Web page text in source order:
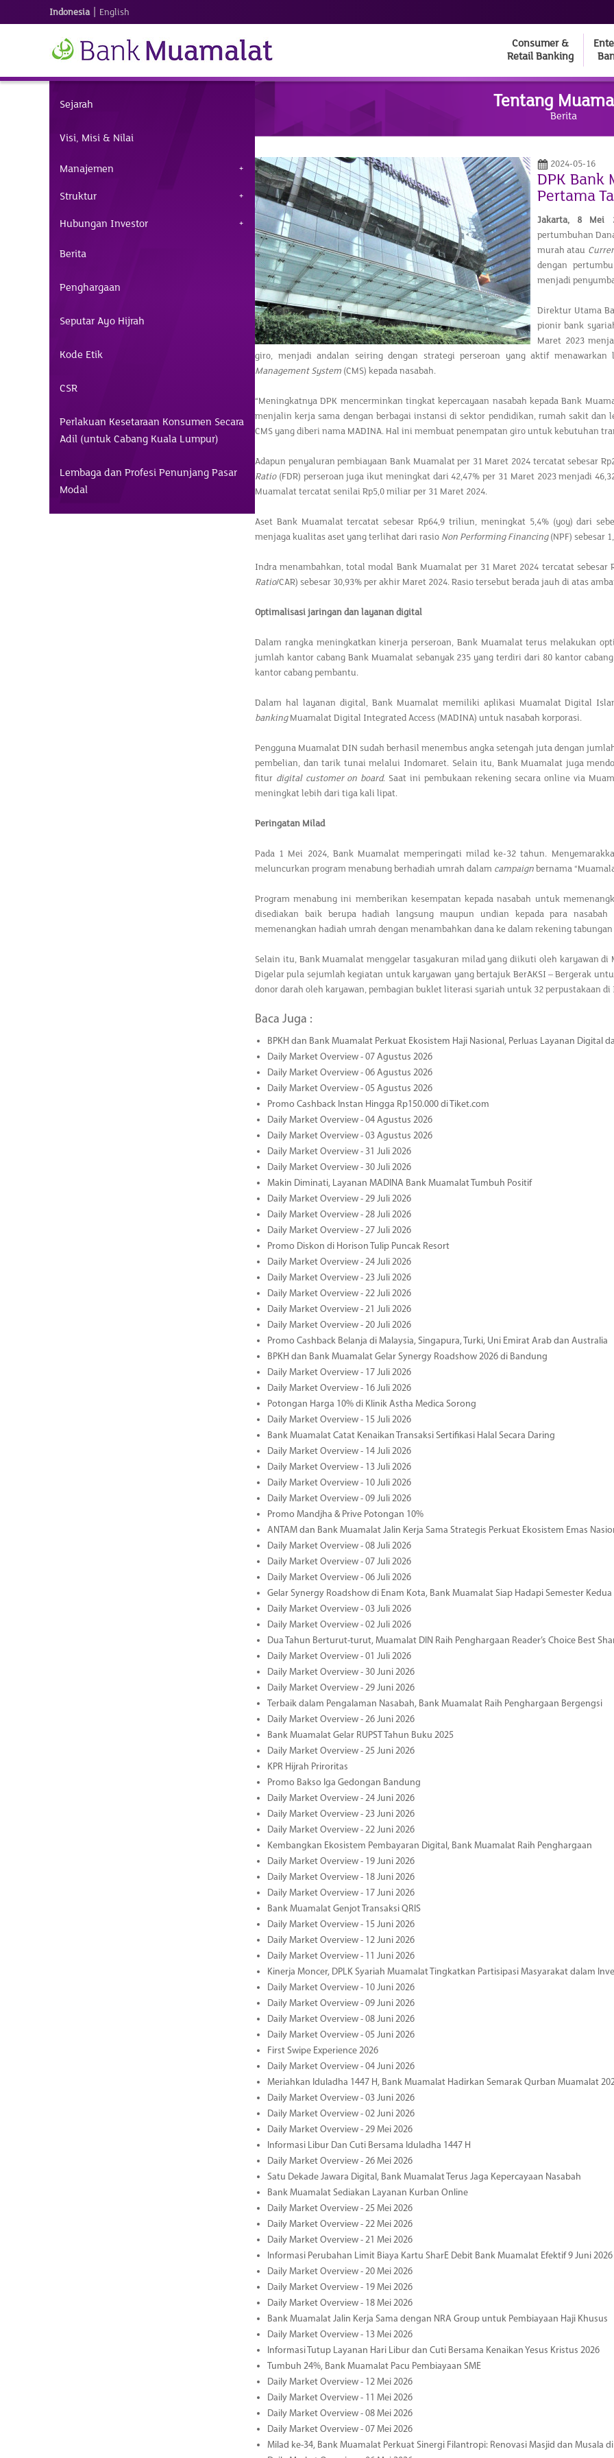
Indonesia | English
Consumer &
Retail Banking
Sejarah
Visi, Misi & Nilai
Manajemen
Struktur
Hubungan Investor
Berita
Penghargaan
Seputar Ayo Hijrah
Kode Etik
CSR
Perlakuan Kesetaraan Konsumen Secara
Adil (untuk Cabang Kuala Lumpur)
Lembaga dan Profesi Penunjang Pasar
Modal
Tentang
Berita
2024-05-16
DPK Bank
Pertama
Jakarta, 8 Mei
pertumbuhan
murah atau
dengan
menjadi
Direktur Utama
pionir bank
Maret 2023
giro, menjadi andalan seiring dengan strategi perseroan yang aktif
Management System (CMS) kepada nasabah.
“Meningkatnya DPK mencerminkan tingkat kepercayaan nasabah kepada Bank
menjalin kerja sama dengan berbagai instansi di sektor pendidikan, rumah sakit dan
CMS yang diberi nama MADINA. Hal ini membuat penempatan giro untuk kebutuhan
Adapun penyaluran pembiayaan Bank Muamalat per 31 Maret 2024 tercatat sebesar
Ratio(FDR) perseroan juga ikut meningkat dari 42,47% per 31 Maret 2023 menjadi
Muamalat tercatat senilai Rp5,0 miliar per 31 Maret 2024.
Aset Bank Muamalat tercatat sebesar Rp64,9 triliun, meningkat 5,4% (yoy) dari
menjaga kualitas aset yang terlihat dari rasio Non Performing Financing(NPF) sebesar
Indra menambahkan, total modal Bank Muamalat per 31 Maret 2024 tercatat sebesar
Ratio/CAR) sebesar 30,93% per akhir Maret 2024. Rasio tersebut berada jauh di atas
Optimalisasi jaringan dan layanan digital
Dalam rangka meningkatkan kinerja perseroan, Bank Muamalat terus melakukan
jumlah kantor cabang Bank Muamalat sebanyak 235 yang terdiri dari 80 kantor
kantor cabang pembantu.
Dalam hal layanan digital, Bank Muamalat memiliki aplikasi Muamalat Digital
bankingMuamalat Digital Integrated Access (MADINA) untuk nasabah korporasi.
Pengguna Muamalat DIN sudah berhasil menembus angka setengah juta dengan
pembelian, dan tarik tunai melalui Indomaret. Selain itu, Bank Muamalat juga
fitur digital customer on board. Saat ini pembukaan rekening secara online via
meningkat lebih dari tiga kali lipat.
Peringatan Milad
Pada 1 Mei 2024, Bank Muamalat memperingati milad ke-32 tahun.
meluncurkan program menabung berhadiah umrah dalam campaignbernama
Program menabung ini memberikan kesempatan kepada nasabah untuk
disediakan baik berupa hadiah langsung maupun undian kepada para
memenangkan hadiah umrah dengan menambahkan dana ke dalam rekening
Selain itu, Bank Muamalat menggelar tasyakuran milad yang diikuti oleh karyawan di
Digelar pula sejumlah kegiatan untuk karyawan yang bertajuk BerAKSI – Bergerak
donor darah oleh karyawan, pembagian buklet literasi syariah untuk 32 perpustakaan
Baca Juga :
BPKH dan Bank Muamalat Perkuat Ekosistem Haji Nasional, Perluas Layanan Digital
Daily Market Overview - 07 Agustus 2026
Daily Market Overview - 06 Agustus 2026
Daily Market Overview - 05 Agustus 2026
Promo Cashback Instan Hingga Rp150.000 di Tiket.com
Daily Market Overview - 04 Agustus 2026
Daily Market Overview - 03 Agustus 2026
Daily Market Overview - 31 Juli 2026
Daily Market Overview - 30 Juli 2026
Makin Diminati, Layanan MADINA Bank Muamalat Tumbuh Positif
Daily Market Overview - 29 Juli 2026
Daily Market Overview - 28 Juli 2026
Daily Market Overview - 27 Juli 2026
Promo Diskon di Horison Tulip Puncak Resort
Daily Market Overview - 24 Juli 2026
Daily Market Overview - 23 Juli 2026
Daily Market Overview - 22 Juli 2026
Daily Market Overview - 21 Juli 2026
Daily Market Overview - 20 Juli 2026
Promo Cashback Belanja di Malaysia, Singapura, Turki, Uni Emirat Arab dan Australia
BPKH dan Bank Muamalat Gelar Synergy Roadshow 2026 di Bandung
Daily Market Overview - 17 Juli 2026
Daily Market Overview - 16 Juli 2026
Potongan Harga 10% di Klinik Astha Medica Sorong
Daily Market Overview - 15 Juli 2026
Bank Muamalat Catat Kenaikan Transaksi Sertifikasi Halal Secara Daring
Daily Market Overview - 14 Juli 2026
Daily Market Overview - 13 Juli 2026
Daily Market Overview - 10 Juli 2026
Daily Market Overview - 09 Juli 2026
Promo Mandjha & Prive Potongan 10%
ANTAM dan Bank Muamalat Jalin Kerja Sama Strategis Perkuat Ekosistem Emas
Daily Market Overview - 08 Juli 2026
Daily Market Overview - 07 Juli 2026
Daily Market Overview - 06 Juli 2026
Gelar Synergy Roadshow di Enam Kota, Bank Muamalat Siap Hadapi Semester Kedua
Daily Market Overview - 03 Juli 2026
Daily Market Overview - 02 Juli 2026
Dua Tahun Berturut-turut, Muamalat DIN Raih Penghargaan Reader’s Choice Best
Daily Market Overview - 01 Juli 2026
Daily Market Overview - 30 Juni 2026
Daily Market Overview - 29 Juni 2026
Terbaik dalam Pengalaman Nasabah, Bank Muamalat Raih Penghargaan Bergengsi
Daily Market Overview - 26 Juni 2026
Bank Muamalat Gelar RUPST Tahun Buku 2025
Daily Market Overview - 25 Juni 2026
KPR Hijrah Priroritas
Promo Bakso Iga Gedongan Bandung
Daily Market Overview - 24 Juni 2026
Daily Market Overview - 23 Juni 2026
Daily Market Overview - 22 Juni 2026
Kembangkan Ekosistem Pembayaran Digital, Bank Muamalat Raih Penghargaan
Daily Market Overview - 19 Juni 2026
Daily Market Overview - 18 Juni 2026
Daily Market Overview - 17 Juni 2026
Bank Muamalat Genjot Transaksi QRIS
Daily Market Overview - 15 Juni 2026
Daily Market Overview - 12 Juni 2026
Daily Market Overview - 11 Juni 2026
Kinerja Moncer, DPLK Syariah Muamalat Tingkatkan Partisipasi Masyarakat dalam
Daily Market Overview - 10 Juni 2026
Daily Market Overview - 09 Juni 2026
Daily Market Overview - 08 Juni 2026
Daily Market Overview - 05 Juni 2026
First Swipe Experience 2026
Daily Market Overview - 04 Juni 2026
Meriahkan Iduladha 1447 H, Bank Muamalat Hadirkan Semarak Qurban Muamalat
Daily Market Overview - 03 Juni 2026
Daily Market Overview - 02 Juni 2026
Daily Market Overview - 29 Mei 2026
Informasi Libur Dan Cuti Bersama Iduladha 1447 H
Daily Market Overview - 26 Mei 2026
Satu Dekade Jawara Digital, Bank Muamalat Terus Jaga Kepercayaan Nasabah
Bank Muamalat Sediakan Layanan Kurban Online
Daily Market Overview - 25 Mei 2026
Daily Market Overview - 22 Mei 2026
Daily Market Overview - 21 Mei 2026
Informasi Perubahan Limit Biaya Kartu SharE Debit Bank Muamalat Efektif 9 Juni 2026
Daily Market Overview - 20 Mei 2026
Daily Market Overview - 19 Mei 2026
Daily Market Overview - 18 Mei 2026
Bank Muamalat Jalin Kerja Sama dengan NRA Group untuk Pembiayaan Haji Khusus
Daily Market Overview - 13 Mei 2026
Informasi Tutup Layanan Hari Libur dan Cuti Bersama Kenaikan Yesus Kristus 2026
Tumbuh 24%, Bank Muamalat Pacu Pembiayaan SME
Daily Market Overview - 12 Mei 2026
Daily Market Overview - 11 Mei 2026
Daily Market Overview - 08 Mei 2026
Daily Market Overview - 07 Mei 2026
Milad ke-34, Bank Muamalat Perkuat Sinergi Filantropi: Renovasi Masjid dan Musala